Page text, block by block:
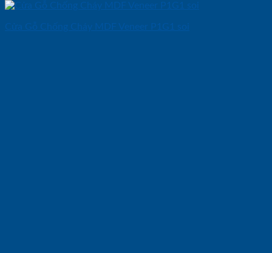
Cửa Gỗ Chống Cháy MDF Veneer P1G1 soi